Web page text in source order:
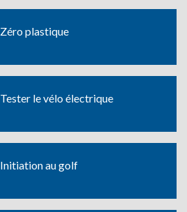
Zéro plastique
Tester le vélo électrique
Initiation au golf